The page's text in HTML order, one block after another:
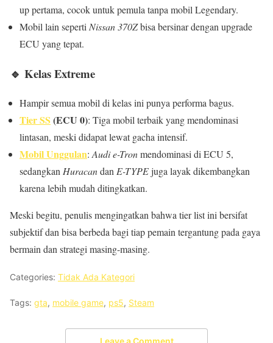
up pertama, cocok untuk pemula tanpa mobil Legendary.
Mobil lain seperti Nissan 370Zbisa bersinar dengan upgrade
ECU yang tepat.
🔹 Kelas Extreme
Hampir semua mobil di kelas ini punya performa bagus.
Tier SS (ECU 0): Tiga mobil terbaik yang mendominasi
lintasan, meski didapat lewat gacha intensif.
Mobil Unggulan:Audi e-Tronmendominasi di ECU 5,
sedangkanHuracandanE-TYPEjuga layak dikembangkan
karena lebih mudah ditingkatkan.
Meski begitu, penulis mengingatkan bahwa tier list ini bersifat
subjektif dan bisa berbeda bagi tiap pemain tergantung pada gaya
bermain dan strategi masing-masing.
Categories: Tidak Ada Kategori
Tags: gta, mobile game, ps5, Steam
Leave a Comment